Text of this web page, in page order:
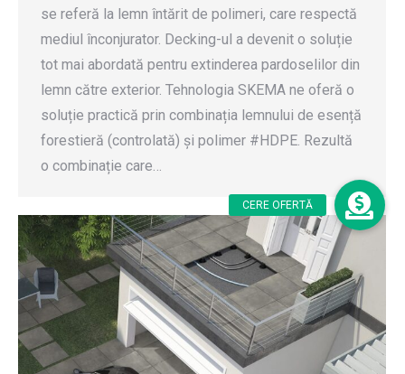
se referă la lemn întărit de polimeri, care respectă
mediul înconjurator. Decking-ul a devenit o soluție
tot mai abordată pentru extinderea pardoselilor din
lemn către exterior. Tehnologia SKEMA ne oferă o
soluție practică prin combinația lemnului de esență
forestieră (controlată) și polimer #HDPE. Rezultă
o combinație care…